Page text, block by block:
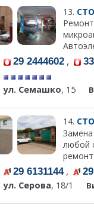
13.
29 2444602 ,
ул. Семашко, 15
14.
любой
29 6131144,
ул. Серова, 18/1